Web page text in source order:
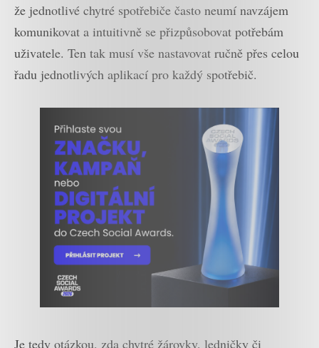
že jednotlivé chytré spotřebiče často neumí navzájem
komunikovat a intuitivně se přizpůsobovat potřebám
uživatele. Ten tak musí vše nastavovat ručně přes celou
řadu jednotlivých aplikací pro každý spotřebič.
Je tedy otázkou, zda chytré žárovky, ledničky či